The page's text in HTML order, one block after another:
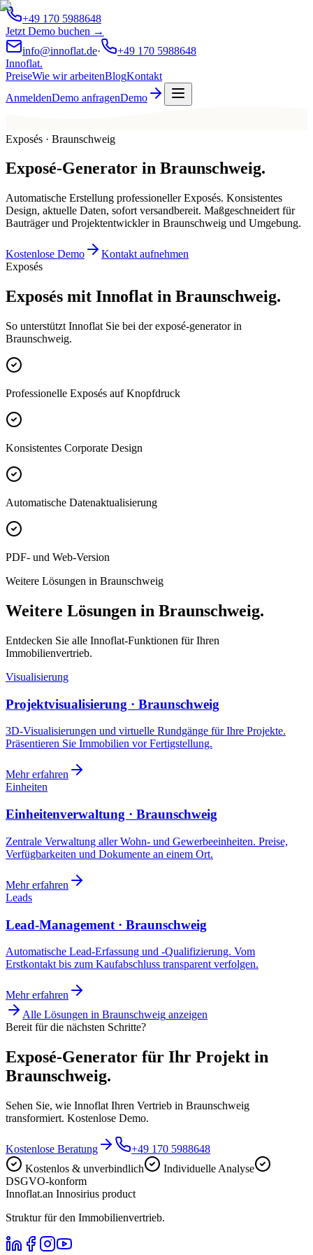
+49 170 5988648
Jetzt Demo buchen →
info@innoflat.de·
+49 170 5988648
Innoflat.
PreiseWie wir arbeitenBlogKontakt
AnmeldenDemo anfragenDemo
Exposés · Braunschweig
Exposé-Generator in Braunschweig.
Automatische Erstellung professioneller Exposés. Konsistentes
Design, aktuelle Daten, sofort versandbereit. Maßgeschneidert für
Bauträger und Projektentwickler in Braunschweig und Umgebung.
Kostenlose Demo
Kontakt aufnehmen
Exposés
Exposés mit Innoflat in Braunschweig.
So unterstützt Innoflat Sie bei der exposé-generator in
Braunschweig.
Professionelle Exposés auf Knopfdruck
Konsistentes Corporate Design
Automatische Datenaktualisierung
PDF- und Web-Version
Weitere Lösungen in Braunschweig
Weitere Lösungen in Braunschweig.
Entdecken Sie alle Innoflat-Funktionen für Ihren
Immobilienvertrieb.
Visualisierung
Projektvisualisierung · Braunschweig
3D-Visualisierungen und virtuelle Rundgänge für Ihre Projekte.
Präsentieren Sie Immobilien vor Fertigstellung.
Mehr erfahren
Einheiten
Einheitenverwaltung · Braunschweig
Zentrale Verwaltung aller Wohn- und Gewerbeeinheiten. Preise,
Verfügbarkeiten und Dokumente an einem Ort.
Mehr erfahren
Leads
Lead-Management · Braunschweig
Automatische Lead-Erfassung und -Qualifizierung. Vom
Erstkontakt bis zum Kaufabschluss transparent verfolgen.
Mehr erfahren
Alle Lösungen in Braunschweig anzeigen
Bereit für die nächsten Schritte?
Exposé-Generator für Ihr Projekt in
Braunschweig.
Sehen Sie, wie Innoflat Ihren Vertrieb in Braunschweig
transformiert. Kostenlose Demo.
Kostenlose Beratung
+49 170 5988648
Kostenlos & unverbindlich
Individuelle Analyse
DSGVO-konform
Innoflat.an Innosirius product
Struktur für den Immobilienvertrieb.